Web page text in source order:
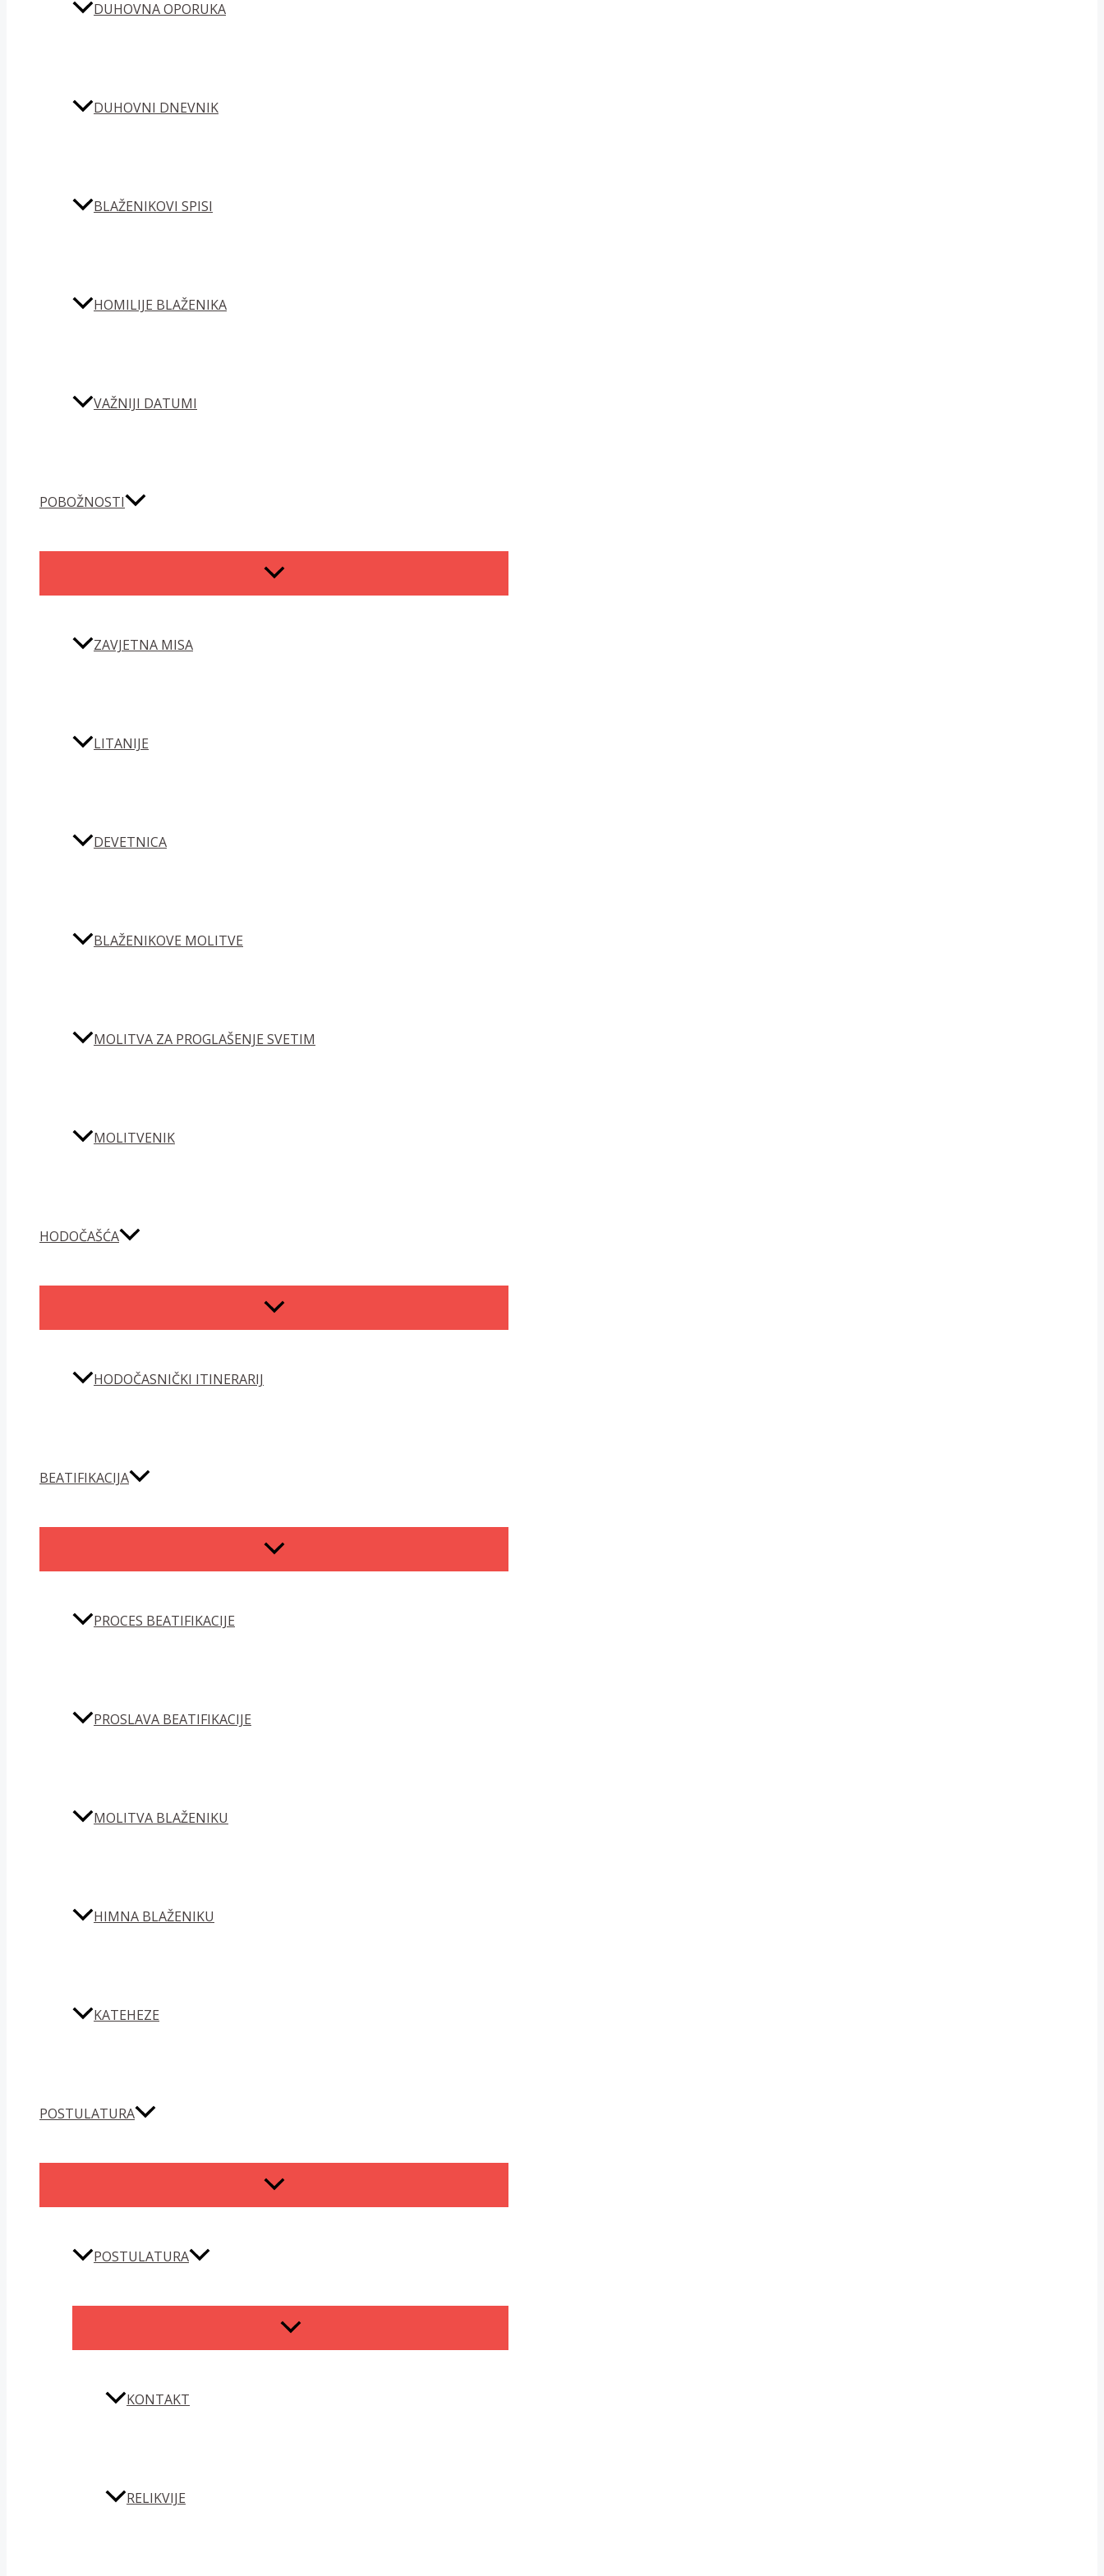
DUHOVNA OPORUKA
DUHOVNI DNEVNIK
BLAŽENIKOVI SPISI
HOMILIJE BLAŽENIKA
VAŽNIJI DATUMI
POBOŽNOSTI
MENU
TOGGLE
ZAVJETNA MISA
LITANIJE
DEVETNICA
BLAŽENIKOVE MOLITVE
MOLITVA ZA PROGLAŠENJE SVETIM
MOLITVENIK
HODOČAŠĆA
MENU
TOGGLE
HODOČASNIČKI ITINERARIJ
BEATIFIKACIJA
MENU
TOGGLE
PROCES BEATIFIKACIJE
PROSLAVA BEATIFIKACIJE
MOLITVA BLAŽENIKU
HIMNA BLAŽENIKU
KATEHEZE
POSTULATURA
MENU
TOGGLE
POSTULATURA
MENU
TOGGLE
KONTAKT
RELIKVIJE